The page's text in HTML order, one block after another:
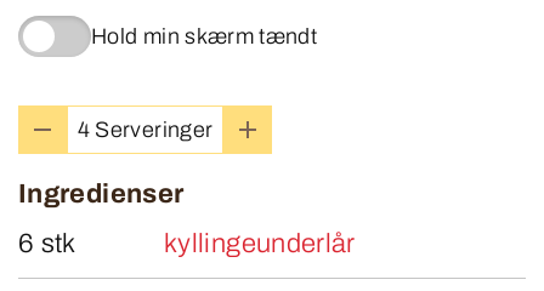
Hold min skærm tændt
4 Serveringer
Ingredienser
6 stk
kyllingeunderlår